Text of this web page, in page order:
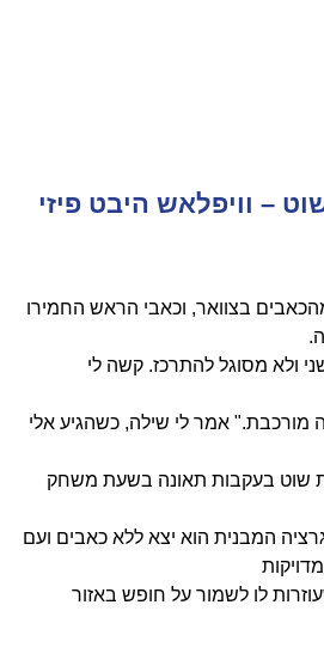
היבט פיזי
בצוואר, וכאבי הראש החמירו
מסוגל להתרכז. קשה לי
אמר לי שילה, כשהגיע אלי
בעקבות תאונה בשעת משחק
הוא יצא ללא כאבים ועם
לשמור על חופש באזור